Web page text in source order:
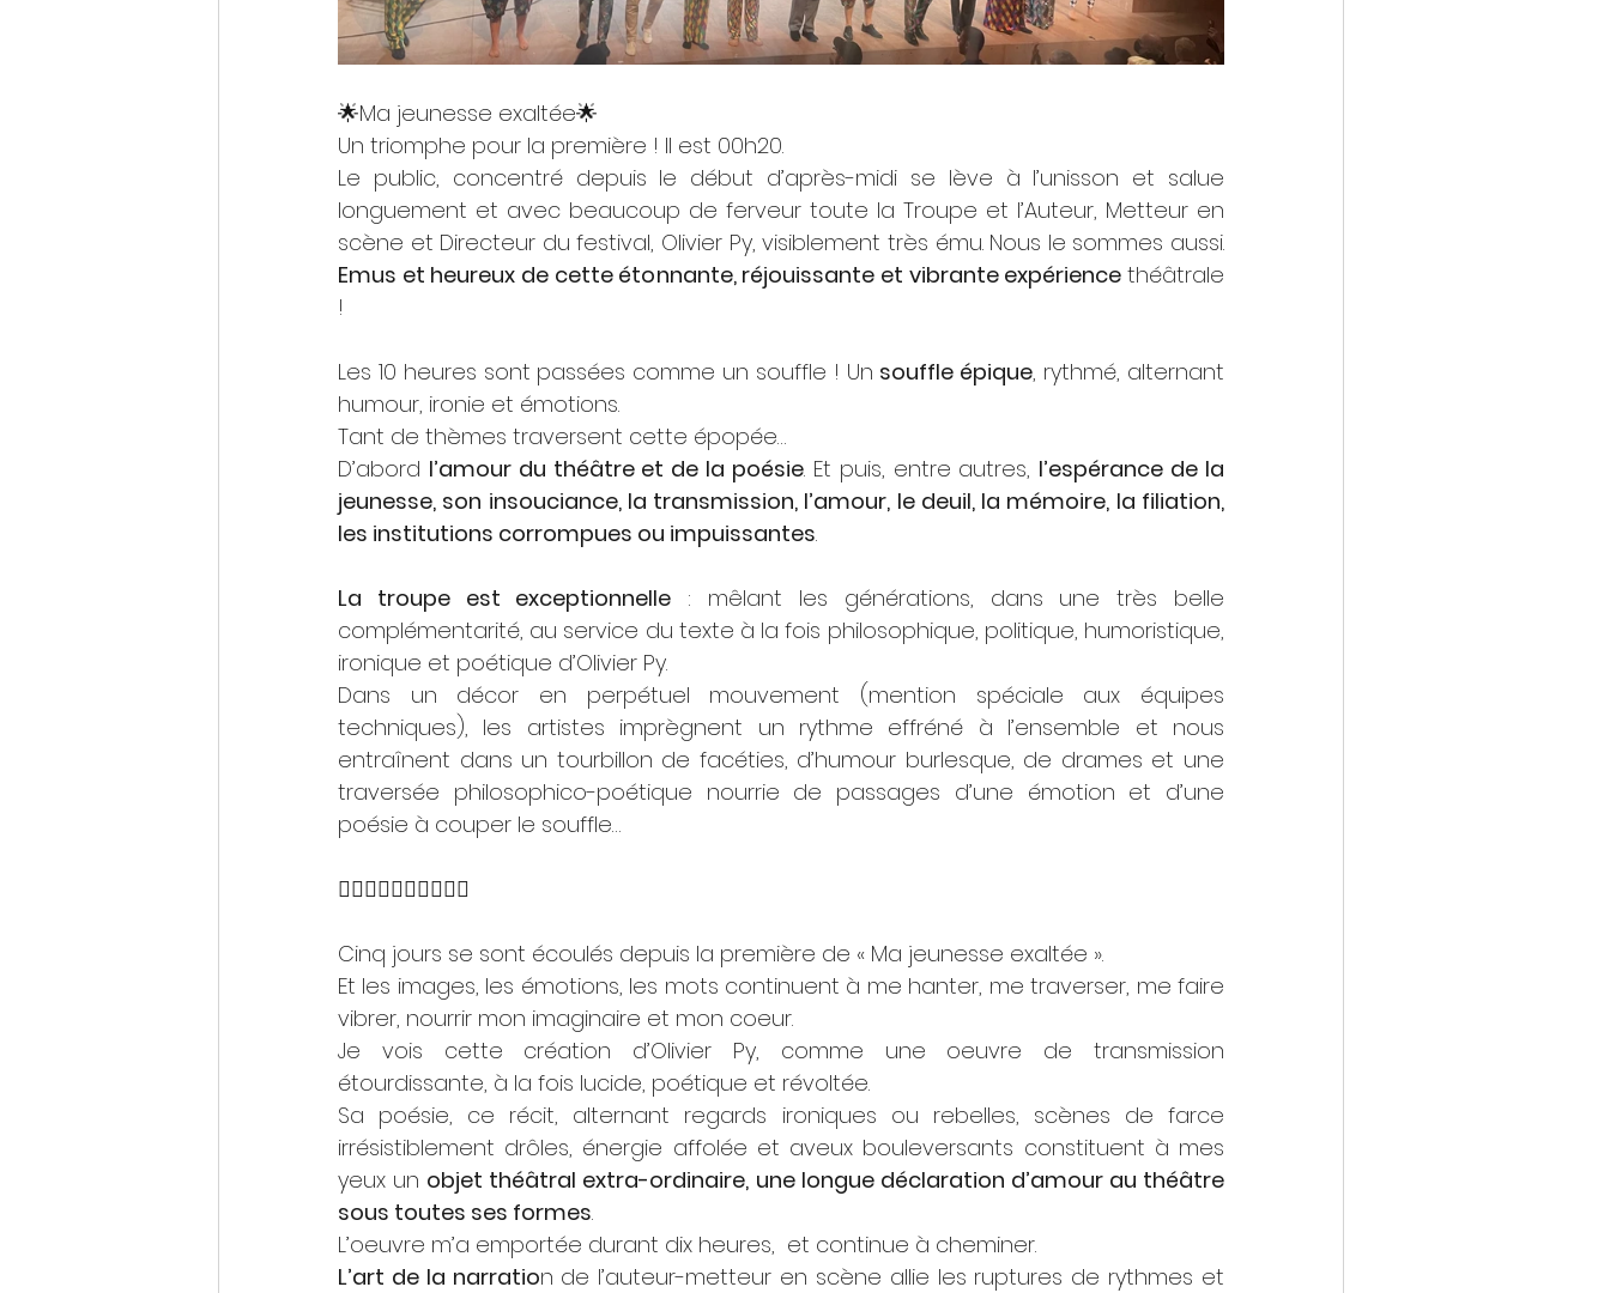
🌟Ma jeunesse exaltée🌟
Un triomphe pour la première ! Il est 00h20.
Le public, concentré depuis le début d’après-midi se lève à l’unisson et salue
longuement et avec beaucoup de ferveur toute la Troupe et l’Auteur, Metteur en
scène et Directeur du festival, Olivier Py, visiblement très ému. Nous le sommes aussi.
Emus et heureux de cette étonnante, réjouissante et vibrante expérience théâtrale
!
Les 10 heures sont passées comme un souffle ! Un souffle épique, rythmé, alternant
humour, ironie et émotions.
Tant de thèmes traversent cette épopée…
D’abord l’amour du théâtre et de la poésie. Et puis, entre autres, l’espérance de la
jeunesse, son insouciance, la transmission, l’amour, le deuil, la mémoire, la filiation,
les institutions corrompues ou impuissantes.
La troupe est exceptionnelle : mêlant les générations, dans une très belle
complémentarité, au service du texte à la fois philosophique, politique, humoristique,
ironique et poétique d’Olivier Py.
Dans un décor en perpétuel mouvement (mention spéciale aux équipes
techniques), les artistes imprègnent un rythme effréné à l’ensemble et nous
entraînent dans un tourbillon de facéties, d’humour burlesque, de drames et une
traversée philosophico-poétique nourrie de passages d’une émotion et d’une
poésie à couper le souffle…
❤️‍🔥❤️‍🔥❤️‍🔥❤️‍🔥❤️‍🔥
Cinq jours se sont écoulés depuis la première de « Ma jeunesse exaltée ».
Et les images, les émotions, les mots continuent à me hanter, me traverser, me faire
vibrer, nourrir mon imaginaire et mon coeur.
Je vois cette création d’Olivier Py, comme une oeuvre de transmission
étourdissante, à la fois lucide, poétique et révoltée.
Sa poésie, ce récit, alternant regards ironiques ou rebelles, scènes de farce
irrésistiblement drôles, énergie affolée et aveux bouleversants constituent à mes
yeux un objet théâtral extra-ordinaire, une longue déclaration d’amour au théâtre
sous toutes ses formes.
L’oeuvre m’a emportée durant dix heures,  et continue à cheminer.
L’art de la narration de l’auteur-metteur en scène allie les ruptures de rythmes et